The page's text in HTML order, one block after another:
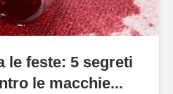
le feste: 5 segreti
le macchie...